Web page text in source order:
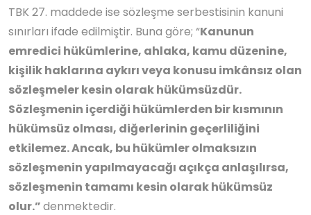
TBK 27. maddede ise sözleşme serbestisinin kanuni
sınırları ifade edilmiştir. Buna göre; “Kanunun
emredici hükümlerine, ahlaka, kamu düzenine,
kişilik haklarına aykırı veya konusu imkânsız olan
sözleşmeler kesin olarak hükümsüzdür.
Sözleşmenin içerdiği hükümlerden bir kısmının
hükümsüz olması, diğerlerinin geçerliliğini
etkilemez. Ancak, bu hükümler olmaksızın
sözleşmenin yapılmayacağı açıkça anlaşılırsa,
sözleşmenin tamamı kesin olarak hükümsüz
olur.”denmektedir.